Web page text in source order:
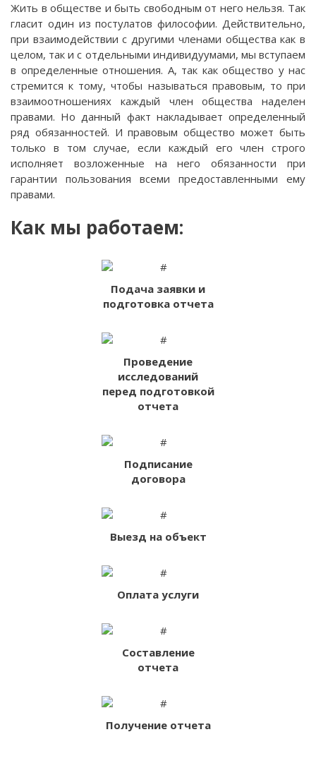
Жить в обществе и быть свободным от него нельзя. Так
гласит один из постулатов философии. Действительно,
при взаимодействии с другими членами общества как в
целом, так и с отдельными индивидуумами, мы вступаем
в определенные отношения. А, так как общество у нас
стремится к тому, чтобы называться правовым, то при
взаимоотношениях каждый член общества наделен
правами. Но данный факт накладывает определенный
ряд обязанностей. И правовым общество может быть
только в том случае, если каждый его член строго
исполняет возложенные на него обязанности при
гарантии пользования всеми предоставленными ему
правами.
Как мы работаем:
Подача заявки и
подготовка отчета
Проведение
исследований
перед подготовкой
отчета
Подписание
договора
Выезд на объект
Оплата услуги
Составление
отчета
Получение отчета